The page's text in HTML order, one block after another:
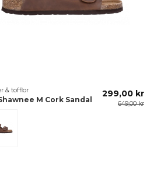
& tofflor
M Cork Sandal
299,00 kr
649,00 kr